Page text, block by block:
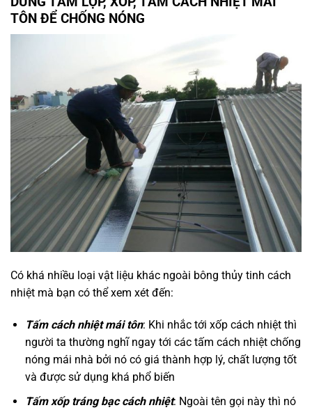
TÔN ĐỂ CHỐNG NÓNG
Có khá nhiều loại vật liệu khác ngoài bông thủy tinh cách
nhiệt mà bạn có thể xem xét đến:
Tấm cách nhiệt mái tôn: Khi nhắc tới xốp cách nhiệt thì
người ta thường nghĩ ngay tới các tấm cách nhiệt chống
nóng mái nhà bởi nó có giá thành hợp lý, chất lượng tốt
và được sử dụng khá phổ biến
Tấm xốp tráng bạc cách nhiệt: Ngoài tên gọi này thì nó